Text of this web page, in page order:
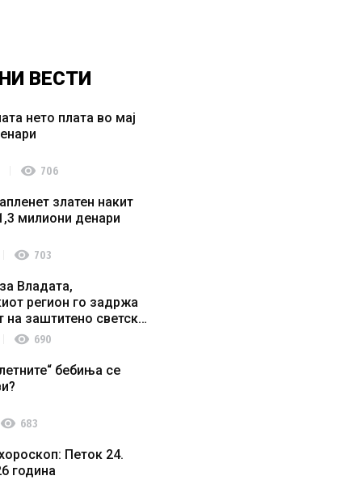
ВЕСТИ
нето плата во мај
visibility 706
златен накит
милиони денари
visibility 703
Владата,
регион го задржа
на заштитено светско
наследство
visibility 690
бебиња се
visibility 683
Петок 24.
година